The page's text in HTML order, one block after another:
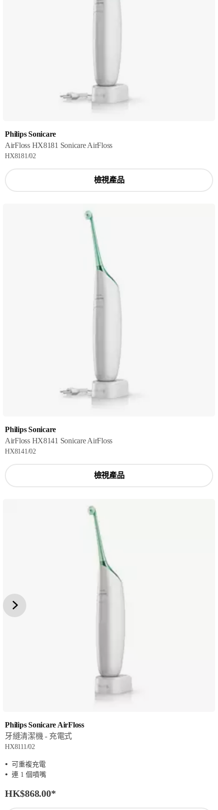
Philips Sonicare
AirFloss HX8181 Sonicare AirFloss
HX8181/02
檢視產品
Philips Sonicare
AirFloss HX8141 Sonicare AirFloss
HX8141/02
檢視產品
Philips Sonicare AirFloss
牙縫清潔機 - 充電式
HX8111/02
可重複充電
連 1 個噴嘴
HK$868.00*